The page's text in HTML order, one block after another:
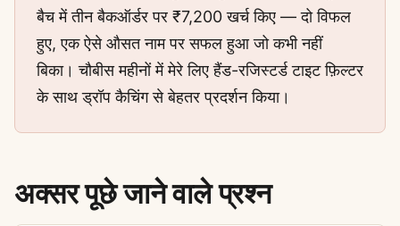
बैच में तीन बैकऑर्डर पर ₹7,200 खर्च किए — दो विफल
हुए, एक ऐसे औसत नाम पर सफल हुआ जो कभी नहीं
बिका। चौबीस महीनों में मेरे लिए हैंड-रजिस्टर्ड टाइट फ़िल्टर
के साथ ड्रॉप कैचिंग से बेहतर प्रदर्शन किया।
अक्सर पूछे जाने वाले प्रश्न